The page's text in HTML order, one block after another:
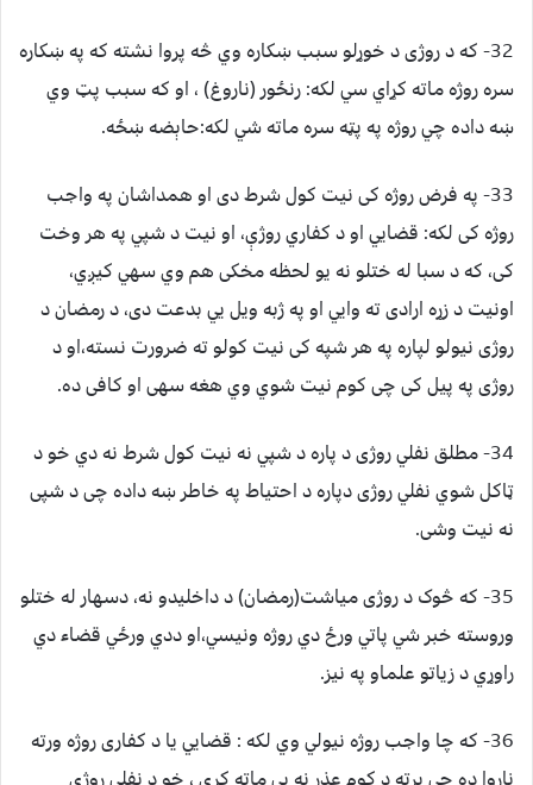
32- که د روژی د خوړلو سبب ښکاره وي څه پروا نشته که په ښکاره
سره روژه ماته کړاي سي لکه: رنځور (ناروغ) ، او که سبب پټ وي
ښه داده چي روژه په پټه سره ماته شي لکه:حاېضه ښځه.
33- په فرض روژه کی نيت کول شرط دی او همداشان په واجب
روژه کی لکه: قضايي او د کفاري روژې، او نيت د شپي په هر وخت
کی، که د سبا له ختلو نه يو لحظه مخکی هم وي سهي کيږي،
اونيت د زړه ارادی ته وايي او په ژبه ويل يي بدعت دی، د رمضان د
روژی نيولو لپاره په هر شپه کی نيت کولو ته ضرورت نسته،او د
روژی په پيل کی چی کوم نيت شوي وي هغه سهی او کافی ده.
34- مطلق نفلي روژی د پاره د شپي نه نيت کول شرط نه دي خو د
ټاکل شوي نفلي روژی دپاره د احتياط په خاطر ښه داده چی د شپی
نه نيت وشی.
35- که څوک د روژی مياشت(رمضان) د داخليدو نه، دسهار له ختلو
وروسته خبر شي پاتي ورځ دي روژه ونيسي،او ددي ورځي قضاء دي
راوړي د زياتو علماو په نيز.
36- که چا واجب روژه نيولي وي لکه : قضايي يا د کفاری روژه ورته
ناروا ده چي پرته د کوم عذر نه يي ماته کړي ، خو د نفلي روژی